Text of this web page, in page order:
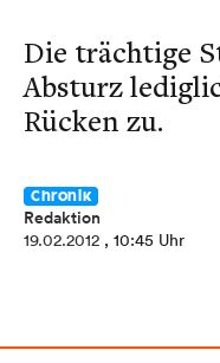
Die trächtige
Absturz
Rücken zu.
Chronik
Redaktion
19.02.2012 , 10:45 Uhr